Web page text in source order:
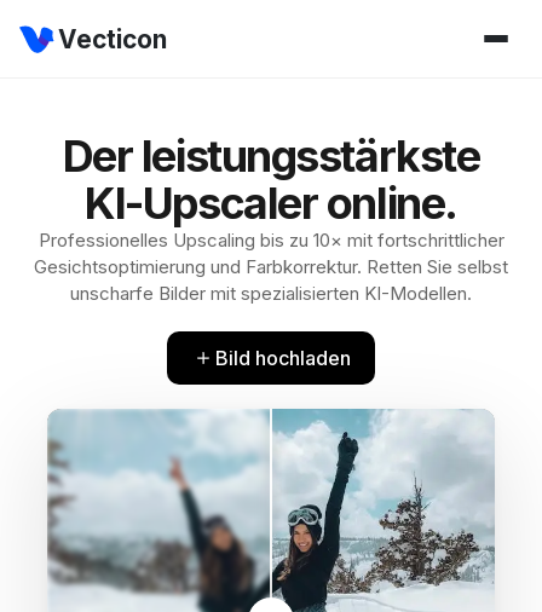
Vecticon
Der leistungsstärkste
KI-Upscaler online.
Professionelles Upscaling bis zu 10× mit fortschrittlicher
Gesichtsoptimierung und Farbkorrektur. Retten Sie selbst
unscharfe Bilder mit spezialisierten KI-Modellen.
Bild hochladen